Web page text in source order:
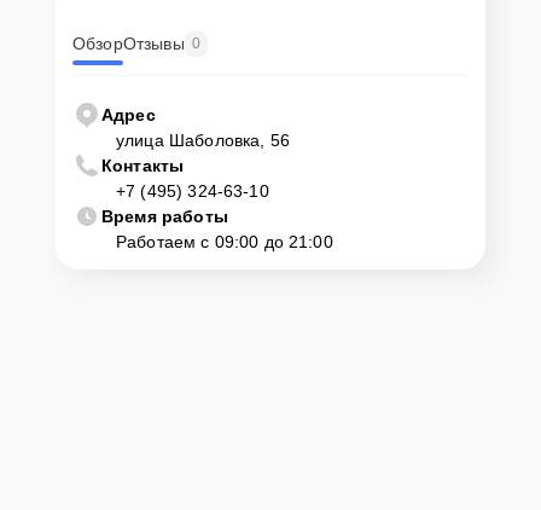
ОбзорОтзывы 0
Адрес
улица Шаболовка, 56
Контакты
+7 (495) 324-63-10
Время работы
Работаем с 09:00 до 21:00